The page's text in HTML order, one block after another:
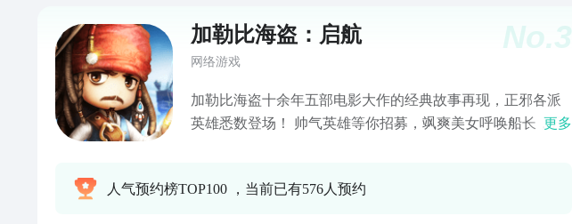
No.3
加勒比海盗：启航
网络游戏
加勒比海盗十余年五部电影大作的经典故事再现，正邪各派
英雄悉数登场！ 帅气英雄等你招募，飒爽美女呼唤船长，只
艳四方。 装备、宝物、护符一个都不能少，全明星、全橙将
更多
人气预约榜TOP100 ，当前已有576人预约